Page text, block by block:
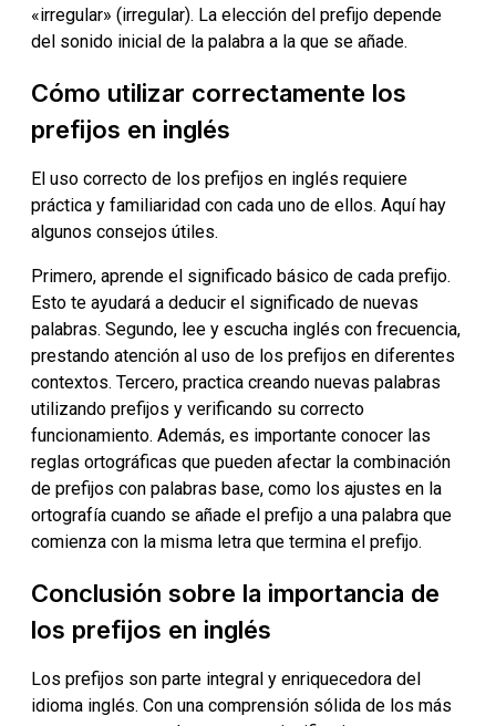
«irregular» (irregular). La elección del prefijo depende
del sonido inicial de la palabra a la que se añade.
Cómo utilizar correctamente los
prefijos en inglés
El uso correcto de los prefijos en inglés requiere
práctica y familiaridad con cada uno de ellos. Aquí hay
algunos consejos útiles.
Primero, aprende el significado básico de cada prefijo.
Esto te ayudará a deducir el significado de nuevas
palabras. Segundo, lee y escucha inglés con frecuencia,
prestando atención al uso de los prefijos en diferentes
contextos. Tercero, practica creando nuevas palabras
utilizando prefijos y verificando su correcto
funcionamiento. Además, es importante conocer las
reglas ortográficas que pueden afectar la combinación
de prefijos con palabras base, como los ajustes en la
ortografía cuando se añade el prefijo a una palabra que
comienza con la misma letra que termina el prefijo.
Conclusión sobre la importancia de
los prefijos en inglés
Los prefijos son parte integral y enriquecedora del
idioma inglés. Con una comprensión sólida de los más